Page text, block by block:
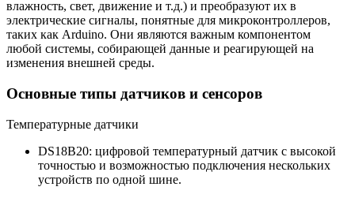
влажность, свет, движение и т.д.) и преобразуют их в
электрические сигналы, понятные для микроконтроллеров,
таких как Arduino. Они являются важным компонентом
любой системы, собирающей данные и реагирующей на
изменения внешней среды.
Основные типы датчиков и сенсоров
Температурные датчики
DS18B20: цифровой температурный датчик с высокой
точностью и возможностью подключения нескольких
устройств по одной шине.